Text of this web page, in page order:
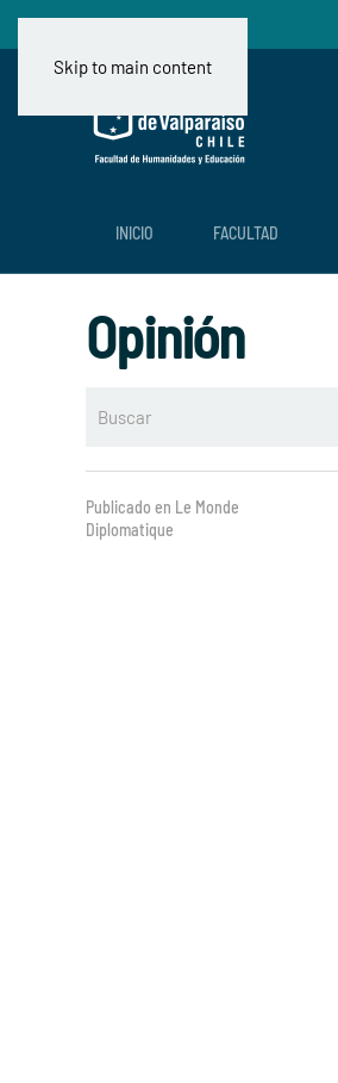
Skip to main content
INICIO FACULTAD
Opinión
Publicado en Le Monde
Diplomatique